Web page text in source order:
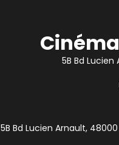
5B Bd
5B Bd Lucien Arnault,